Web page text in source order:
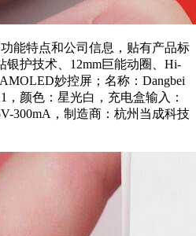
能特点和公司信息，贴有产品标
银护技术、12mm巨能动圈、Hi-
妙控屏；名称：Dangbei
，颜色：星光白，充电盒输入：
300mA，制造商：杭州当成科技